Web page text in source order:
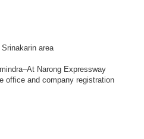
area
Narong Expressway
office and company registration